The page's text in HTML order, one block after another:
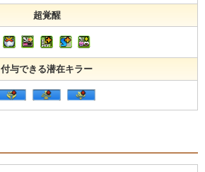
超覚醒
付与できる潜在キラー